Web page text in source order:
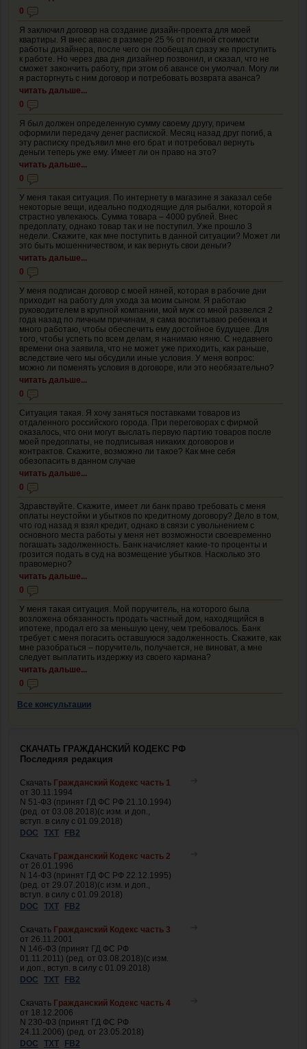
0
Я заключил договор на создание дизайн-проекта для моей
квартиры. Я внес аванс в размере 25 % от полной стоимости
работы дизайнера, после чего он пообещал сразу же приступить
к работе. Но через два дня дизайнер позвонил, и сказал, что не
сможет закончить работу, при этом об авансе он умолчал. Могу ли
я расторгнуть с ним договор и потребовать возврата аванса?
читать дальше...
0
Я был должен определенную сумму своему другу, причем
оформили передачу денег распиской. Месяц назад друг погиб, а
эту расписку предъявил мне его брат и потребовал вернуть
деньги теперь уже ему. Имеет ли он право на это?
читать дальше...
0
У меня такая ситуация. По интернету в магазине я заказал себе
некоторые вещи, идеально подходящие для рыбалки, которой я
страстно увлекаюсь. Сумма товара – 4000 рублей. Внес
предоплату, однако товар так и не поступил. Уже прошло 3
недели. Скажите, как мне поступить в данной ситуации? Может ли
это быть мошенничеством, и как вернуть свои деньги?
читать дальше...
0
У меня подписан договор с моей няней, которая в рабочие дни
приходит на работу для ухода за моим сыном. Я работаю
руководителем в крупной компании, мой муж со мной развелся 2
года назад по личным причинам, я сама воспитываю ребенка и
много работаю, чтобы обеспечить ему достойное будущее. Для
того, чтобы успеть по всем делам, я нанимаю няню. С недавнего
времени она заявила, что не может уже приходить, как раньше,
вследствие чего мы обсудили иные условия. У меня вопрос:
можно ли поменять условия в договоре, или это необязательно?
читать дальше...
0
Ситуация такая. Я хочу заняться поставками товаров из
отдаленного российского города. При переговорах с фирмой
оказалось, что они могут выслать первую партию товаров после
моей предоплаты, не подписывая никаких договоров и
контрактов. Скажите, возможно ли такое? Как мне себя
обезопасить в данном случае
читать дальше...
0
Здравствуйте. Скажите, имеет ли банк право требовать с меня
оплаты неустойки и убытков по кредитному договору? Дело в том,
что год назад я взял кредит, однако в связи с увольнением с
основного места работы у меня нет возможности своевременно
погашать задолженность. Банк начисляет какие-то проценты и
грозится подать в суд на возмещение убытков. Насколько это
правомерно?
читать дальше...
0
У меня такая ситуация. Мой поручитель, на которого была
возложена обязанность продать частный дом, находящийся в
ипотеке, продал его за меньшую цену, чем требовалось. Банк
требует с меня погасить оставшуюся задолженность. Скажите, как
мне разобраться – поручитель, получается, не виноват, а мне
следует выплатить издержку из своего кармана?
читать дальше...
0
Все консультации
СКАЧАТЬ ГРАЖДАНСКИЙ КОДЕКС РФ
Последняя редакция
Скачать Гражданский Кодекс часть 1
от 30.11.1994
N 51-ФЗ (принят ГД ФС РФ 21.10.1994)
(ред. от 03.08.2018)(с изм. и доп.,
вступ. в силу с 01.09.2018)
DOC
TXT FB2
Скачать Гражданский Кодекс часть 2
от 26.01.1996
N 14-ФЗ (принят ГД ФС РФ 22.12.1995)
(ред. от 29.07.2018)(с изм. и доп.,
вступ. в силу с 01.09.2018)
DOC
TXT FB2
Скачать Гражданский Кодекс часть 3
от 26.11.2001
N 146-ФЗ (принят ГД ФС РФ
01.11.2011) (ред. от 03.08.2018)(с изм.
и доп., вступ. в силу с 01.09.2018)
DOC
TXT FB2
Скачать Гражданский Кодекс часть 4
от 18.12.2006
N 230-ФЗ (принят ГД ФС РФ
24.11.2006) (ред. от 23.05.2018)
DOC
TXT FB2